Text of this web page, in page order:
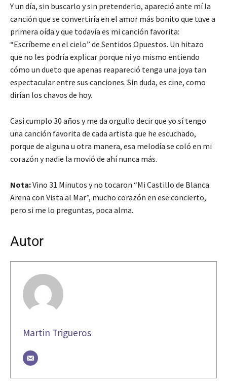
Y un día, sin buscarlo y sin pretenderlo, apareció ante mí la
canción que se convertiría en el amor más bonito que tuve a
primera oída y que todavía es mi canción favorita:
“Escríbeme en el cielo” de Sentidos Opuestos. Un hitazo
que no les podría explicar porque ni yo mismo entiendo
cómo un dueto que apenas reapareció tenga una joya tan
espectacular entre sus canciones. Sin duda, es cine, como
dirían los chavos de hoy.
Casi cumplo 30 años y me da orgullo decir que yo sí tengo
una canción favorita de cada artista que he escuchado,
porque de alguna u otra manera, esa melodía se coló en mi
corazón y nadie la movió de ahí nunca más.
Nota:Vino 31 Minutos y no tocaron “Mi Castillo de Blanca
Arena con Vista al Mar”, mucho corazón en ese concierto,
pero si me lo preguntas, poca alma.
Autor
Martin Trigueros